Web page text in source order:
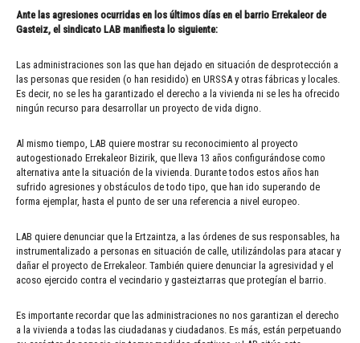
Ante las agresiones ocurridas en los últimos días en el barrio Errekaleor de
Gasteiz, el sindicato LAB manifiesta lo siguiente:
Las administraciones son las que han dejado en situación de desprotección a
las personas que residen (o han residido) en URSSA y otras fábricas y locales.
Es decir, no se les ha garantizado el derecho a la vivienda ni se les ha ofrecido
ningún recurso para desarrollar un proyecto de vida digno.
Al mismo tiempo, LAB quiere mostrar su reconocimiento al proyecto
autogestionado Errekaleor Bizirik, que lleva 13 años configurándose como
alternativa ante la situación de la vivienda. Durante todos estos años han
sufrido agresiones y obstáculos de todo tipo, que han ido superando de
forma ejemplar, hasta el punto de ser una referencia a nivel europeo.
LAB quiere denunciar que la Ertzaintza, a las órdenes de sus responsables, ha
instrumentalizado a personas en situación de calle, utilizándolas para atacar y
dañar el proyecto de Errekaleor. También quiere denunciar la agresividad y el
acoso ejercido contra el vecindario y gasteiztarras que protegían el barrio.
Es importante recordar que las administraciones no nos garantizan el derecho
a la vivienda a todas las ciudadanas y ciudadanos. Es más, están perpetuando